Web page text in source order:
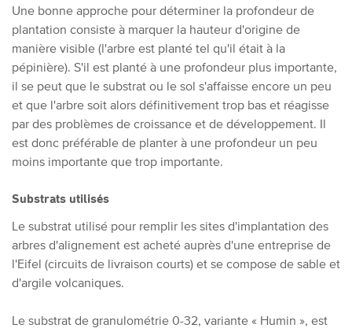
Une bonne approche pour déterminer la profondeur de
plantation consiste à marquer la hauteur d'origine de
manière visible (l'arbre est planté tel qu'il était à la
pépinière). S'il est planté à une profondeur plus importante,
il se peut que le substrat ou le sol s'affaisse encore un peu
et que l'arbre soit alors définitivement trop bas et réagisse
par des problèmes de croissance et de développement. Il
est donc préférable de planter à une profondeur un peu
moins importante que trop importante.
Substrats utilisés
Le substrat utilisé pour remplir les sites d'implantation des
arbres d'alignement est acheté auprès d'une entreprise de
l'Eifel (circuits de livraison courts) et se compose de sable et
d'argile volcaniques.
Le substrat de granulométrie 0-32, variante « Humin », est